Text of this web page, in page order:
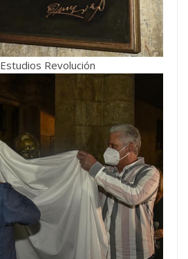
Estudios Revolución